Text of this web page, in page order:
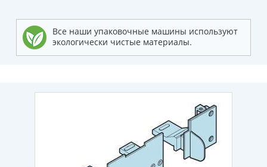
Все наши упаковочные машины используют
экологически чистые материалы.